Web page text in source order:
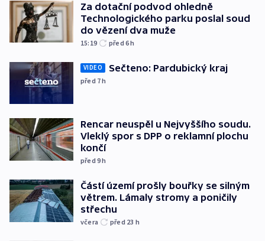
Za dotační podvod ohledně
Technologického parku poslal soud
do vězení dva muže
15:19 před 6h
VIDEO Sečteno: Pardubický kraj
před 7h
Rencar neuspěl u Nejvyššího soudu.
Vleklý spor s DPP o reklamní plochu
končí
před 9h
Částí území prošly bouřky se silným
větrem. Lámaly stromy a poničily
střechu
včera před 23 h